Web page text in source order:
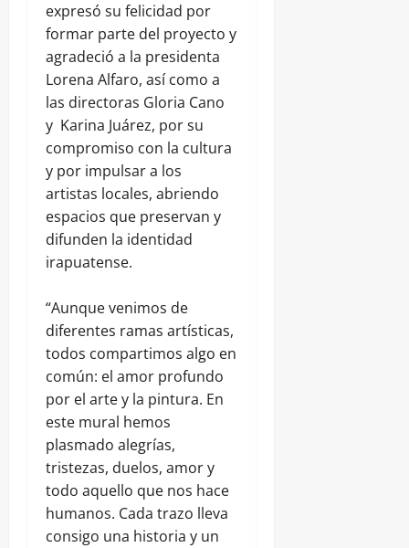
expresó su felicidad por
formar parte del proyecto y
agradeció a la presidenta
Lorena Alfaro, así como a
las directoras Gloria Cano
y Karina Juárez, por su
compromiso con la cultura
y por impulsar a los
artistas locales, abriendo
espacios que preservan y
difunden la identidad
irapuatense.
“Aunque venimos de
diferentes ramas artísticas,
todos compartimos algo en
común: el amor profundo
por el arte y la pintura. En
este mural hemos
plasmado alegrías,
tristezas, duelos, amor y
todo aquello que nos hace
humanos. Cada trazo lleva
consigo una historia y un